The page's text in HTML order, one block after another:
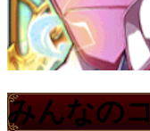
みんなの